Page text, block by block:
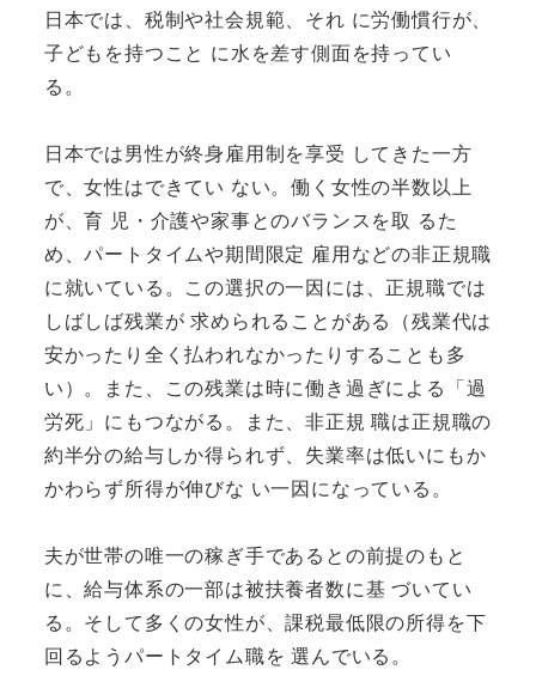
日本では、税制や社会規範、それ に労働慣行が、
子どもを持つこと に水を差す側面を持ってい
る。
日本では男性が終身雇用制を享受 してきた一方
で、女性はできてい ない。働く女性の半数以上
が、育 児・介護や家事とのバランスを取 るた
め、パートタイムや期間限定 雇用などの非正規職
に就いている。この選択の一因には、正規職では
しばしば残業が 求められることがある（残業代は
安かったり全く払われなかったりすることも多
い）。また、この残業は時に働き過ぎによる「過
労死」にもつながる。また、非正規 職は正規職の
約半分の給与しか得られず、失業率は低いにもか
かわらず所得が伸びな い一因になっている。
夫が世帯の唯一の稼ぎ手であるとの前提のもと
に、給与体系の一部は被扶養者数に基 づいてい
る。そして多くの女性が、課税最低限の所得を下
回るようパートタイム職を 選んでいる。